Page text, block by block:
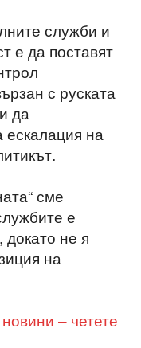
служби и
е да поставят
с руската
да
ескалация на
сме
е
не я
на
– четете